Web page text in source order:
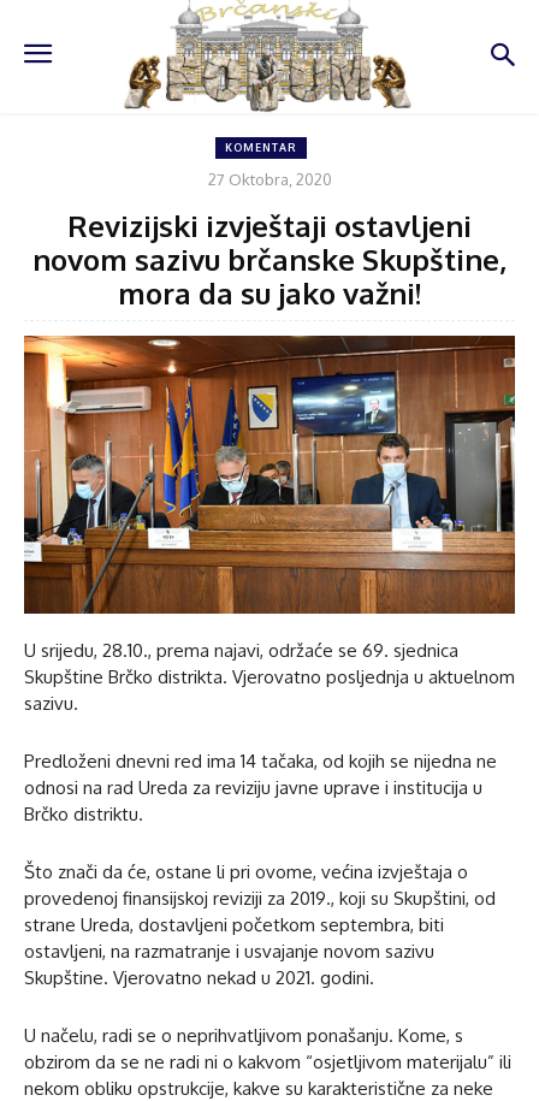
KOMENTAR
27 Oktobra, 2020
Revizijski izvještaji ostavljeni
novom sazivu brčanske Skupštine,
mora da su jako važni!
U srijedu, 28.10., prema najavi, održaće se 69. sjednica
Skupštine Brčko distrikta. Vjerovatno posljednja u aktuelnom
sazivu.
Predloženi dnevni red ima 14 tačaka, od kojih se nijedna ne
odnosi na rad Ureda za reviziju javne uprave i institucija u
Brčko distriktu.
Što znači da će, ostane li pri ovome, većina izvještaja o
provedenoj finansijskoj reviziji za 2019., koji su Skupštini, od
strane Ureda, dostavljeni početkom septembra, biti
ostavljeni, na razmatranje i usvajanje novom sazivu
Skupštine. Vjerovatno nekad u 2021. godini.
U načelu, radi se o neprihvatljivom ponašanju. Kome, s
obzirom da se ne radi ni o kakvom “osjetljivom materijalu” ili
nekom obliku opstrukcije, kakve su karakteristične za neke